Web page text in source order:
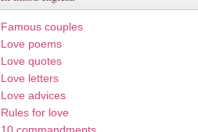
Famous couples
Love poems
Love quotes
Love letters
Love advices
Rules for love